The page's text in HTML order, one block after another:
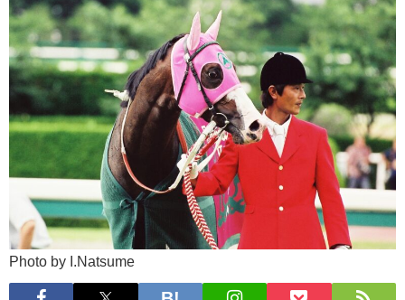
Photo by I.Natsume